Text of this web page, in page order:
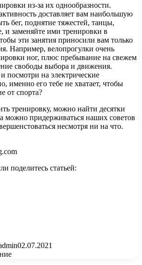
из-за их однообразности.
доставляет вам наибольшую
бег, поднятие тяжестей, танцы,
и заменяйте ими тренировки в
эти занятия приносили вам только
Например, велопрогулки очень
ног, плюс пребывание на свежем
свободы выбора и движения.
посмотри на электрические
именно его тебе не хватает, чтобы
от спорта?
тренировку, можно найти десятки
можно придерживаться наших советов
несмотря ни на что.
поделитесь статьей:
02.07.2021